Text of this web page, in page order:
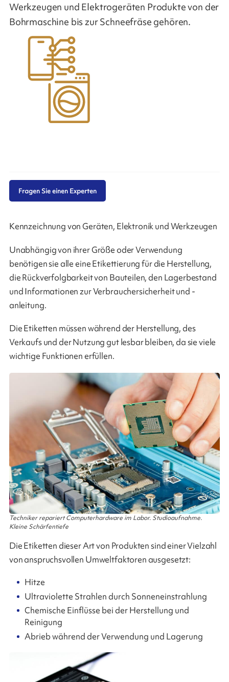
Werkzeugen und Elektrogeräten Produkte von der
Bohrmaschine bis zur Schneefräse gehören.
Kennzeichnung von Geräten, Elektronik und Werkzeugen
Unabhängig von ihrer Größe oder Verwendung
benötigen sie alle eine Etikettierung für die Herstellung,
die Rückverfolgbarkeit von Bauteilen, den Lagerbestand
und Informationen zur Verbrauchersicherheit und -
anleitung.
Die Etiketten müssen während der Herstellung, des
Verkaufs und der Nutzung gut lesbar bleiben, da sie viele
wichtige Funktionen erfüllen.
Techniker repariert Computerhardware im Labor. Studioaufnahme.
Kleine Schärfentiefe
Die Etiketten dieser Art von Produkten sind einer Vielzahl
von anspruchsvollen Umweltfaktoren ausgesetzt:
Hitze
Ultraviolette Strahlen durch Sonneneinstrahlung
Chemische Einflüsse bei der Herstellung und
Reinigung
Abrieb während der Verwendung und Lagerung
Fragen Sie einen Experten